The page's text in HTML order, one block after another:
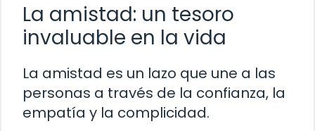
La amistad: un tesoro
invaluable en la vida
La amistad es un lazo que une a las
personas a través de la confianza, la
empatía y la complicidad.